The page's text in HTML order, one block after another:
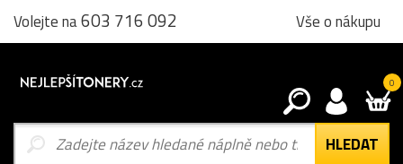
Volejte na603 716 092 Vše o nákupu
0